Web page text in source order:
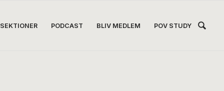
SEKTIONER PODCAST BLIV MEDLEM POV STUDY